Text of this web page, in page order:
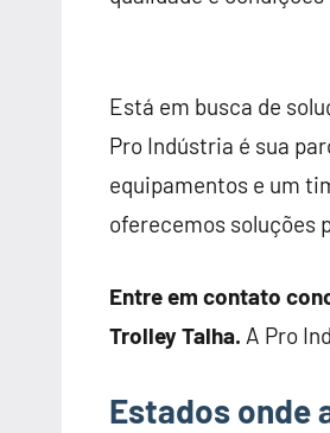
Está em busca de
Pro Indústria é sua
equipamentos e um
oferecemos soluções
Entre em contato
Trolley Talha. A Pro
Estados onde